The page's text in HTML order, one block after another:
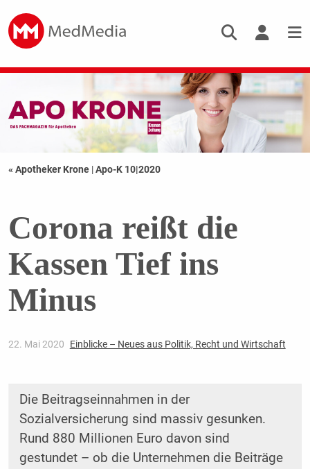
« Apotheker Krone |Apo-K 10|2020
Corona reißt die
Kassen Tief ins
Minus
22. Mai 2020 Einblicke – Neues aus Politik, Recht und Wirtschaft
Die Beitragseinnahmen in der
Sozialversicherung sind massiv gesunken.
Rund 880 Millionen Euro davon sind
gestundet – ob die Unternehmen die Beiträge